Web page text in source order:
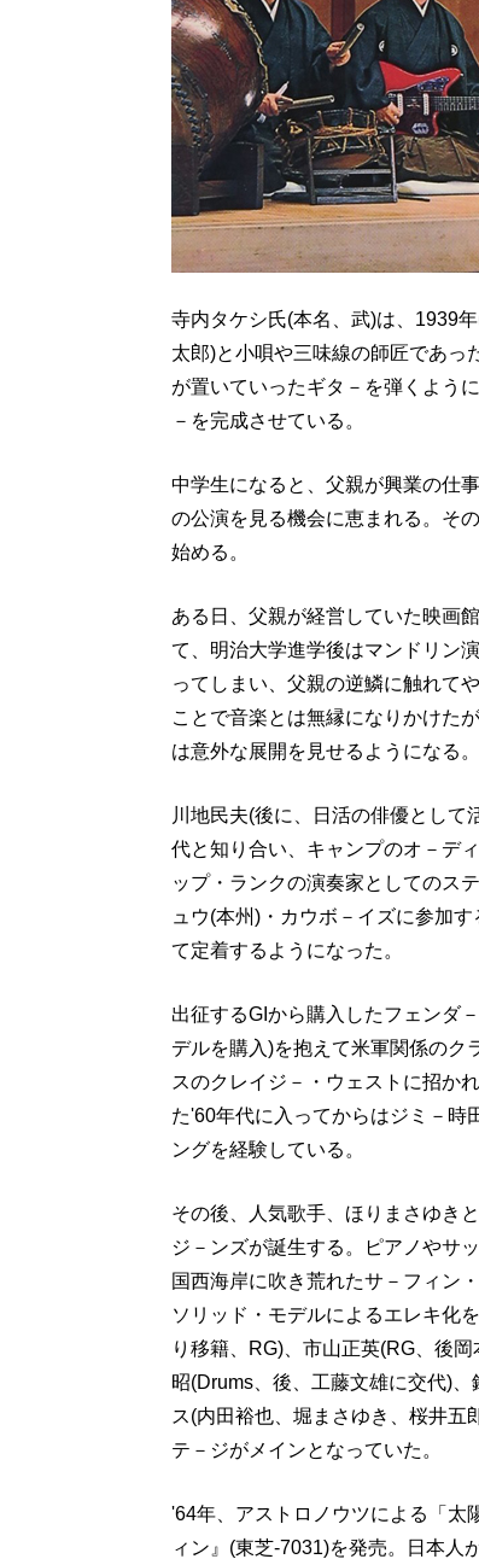
寺内タケシ氏(本名、武)は、1939
太郎)と小唄や三味線の師匠であっ
が置いていったギタ－を弾くよう
－を完成させている。
中学生になると、父親が興業の仕
の公演を見る機会に恵まれる。そ
始める。
ある日、父親が経営していた映画
て、明治大学進学後はマンドリン
ってしまい、父親の逆鱗に触れて
ことで音楽とは無縁になりかけた
は意外な展開を見せるようになる。
川地民夫(後に、日活の俳優とし
代と知り合い、キャンプのオ－デ
ップ・ランクの演奏家としてのス
ュウ(本州)・カウボ－イズに参加
て定着するようになった。
出征するGIから購入したフェンダ
デルを購入)を抱えて米軍関係のク
スのクレイジ－・ウェストに招か
た'60年代に入ってからはジミ－時
ングを経験している。
その後、人気歌手、ほりまさゆき
ジ－ンズが誕生する。ピアノやサ
国西海岸に吹き荒れたサ－フィン
ソリッド・モデルによるエレキ化
り移籍、RG)、市山正英(RG、後
昭(Drums、後、工藤文雄に交代)
ス(内田裕也、堀まさゆき、桜井五
テ－ジがメインとなっていた。
'64年、アストロノウツによる「太
ィン』(東芝-7031)を発売。日本人